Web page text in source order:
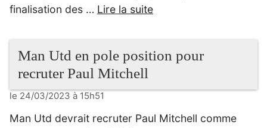
finalisation des … Lire la suite
Man Utd en pole position pour
recruter Paul Mitchell
le 24/03/2023 à 15h51
Man Utd devrait recruter Paul Mitchell comme